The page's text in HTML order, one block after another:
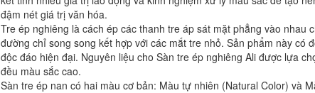
đậm nét giá trị văn hóa.
Tre ép nghiêng là cách ép các thanh tre áp sát mặt phẳng vào nhau
đường chỉ song song kết hợp với các mắt tre nhỏ. Sản phẩm này có
độc đáo hiện đại. Nguyên liệu cho Sàn tre ép nghiêng Ali được lựa
đều màu sắc cao.
Sàn tre ép nan có hai màu cơ bản: Màu tự nhiên (Natural Color) và